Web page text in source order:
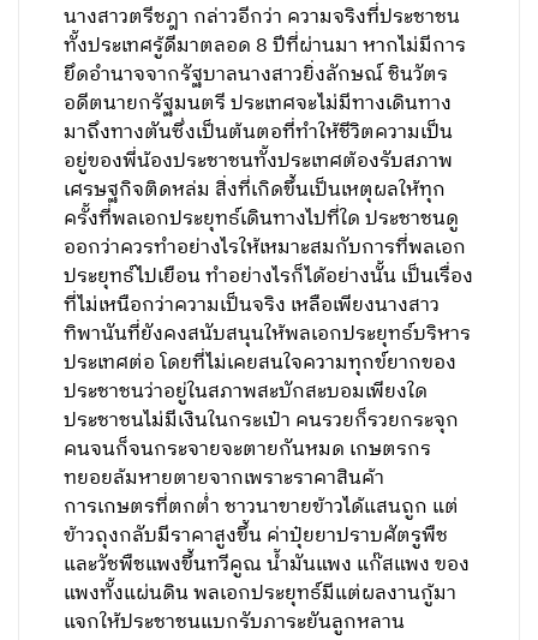
นางสาวตรีชฎา กล่าวอีกว่า ความจริงที่ประชาชน
ทั้งประเทศรู้ดีมาตลอด 8 ปีที่ผ่านมา หากไม่มีการ
ยึดอำนาจจากรัฐบาลนางสาวยิ่งลักษณ์ ชินวัตร
อดีตนายกรัฐมนตรี ประเทศจะไม่มีทางเดินทาง
มาถึงทางตันซึ่งเป็นต้นตอที่ทำให้ชีวิตความเป็น
อยู่ของพี่น้องประชาชนทั้งประเทศต้องรับสภาพ
เศรษฐกิจติดหล่ม สิ่งที่เกิดขึ้นเป็นเหตุผลให้ทุก
ครั้งที่พลเอกประยุทธ์เดินทางไปที่ใด ประชาชนดู
ออกว่าควรทำอย่างไรให้เหมาะสมกับการที่พลเอก
ประยุทธ์ไปเยือน ทำอย่างไรก็ได้อย่างนั้น เป็นเรื่อง
ที่ไม่เหนือกว่าความเป็นจริง เหลือเพียงนางสาว
ทิพานันที่ยังคงสนับสนุนให้พลเอกประยุทธ์บริหาร
ประเทศต่อ โดยที่ไม่เคยสนใจความทุกข์ยากของ
ประชาชนว่าอยู่ในสภาพสะบักสะบอมเพียงใด
ประชาชนไม่มีเงินในกระเป๋า คนรวยก็รวยกระจุก
คนจนก็จนกระจายจะตายกันหมด เกษตรกร
ทยอยล้มหายตายจากเพราะราคาสินค้า
การเกษตรที่ตกต่ำ ชาวนาขายข้าวได้แสนถูก แต่
ข้าวถุงกลับมีราคาสูงขึ้น ค่าปุ๋ยยาปราบศัตรูพืช
และวัชพืชแพงขึ้นทวีคูณ น้ำมันแพง แก๊สแพง ของ
แพงทั้งแผ่นดิน พลเอกประยุทธ์มีแต่ผลงานกู้มา
แจกให้ประชาชนแบกรับภาระยันลูกหลาน